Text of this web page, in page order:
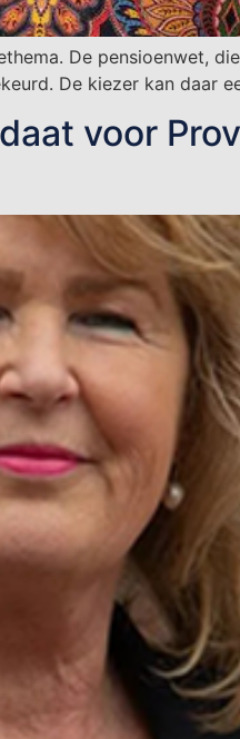
De pensioenwet,
De kiezer kan daar
voor